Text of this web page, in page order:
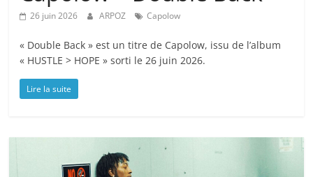
26 juin 2026 ARPOZ Capolow
« Double Back » est un titre de Capolow, issu de l’album
« HUSTLE > HOPE » sorti le 26 juin 2026.
Lire la suite